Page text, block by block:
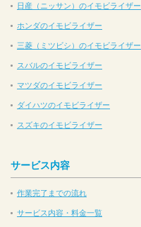
日産（ニッサン）のイモビライザー
ホンダのイモビライザー
三菱（ミツビシ）のイモビライザー
スバルのイモビライザー
マツダのイモビライザー
ダイハツのイモビライザー
スズキのイモビライザー
サービス内容
作業完了までの流れ
サービス内容・料金一覧